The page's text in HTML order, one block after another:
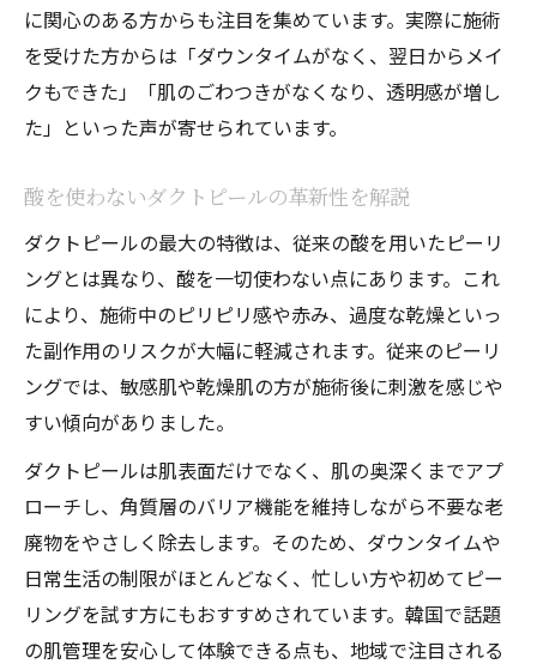
に関心のある方からも注目を集めています。実際に施術
を受けた方からは「ダウンタイムがなく、翌日からメイ
クもできた」「肌のごわつきがなくなり、透明感が増し
た」といった声が寄せられています。
酸を使わないダクトピールの革新性を解説
ダクトピールの最大の特徴は、従来の酸を用いたピーリ
ングとは異なり、酸を一切使わない点にあります。これ
により、施術中のピリピリ感や赤み、過度な乾燥といっ
た副作用のリスクが大幅に軽減されます。従来のピーリ
ングでは、敏感肌や乾燥肌の方が施術後に刺激を感じや
すい傾向がありました。
ダクトピールは肌表面だけでなく、肌の奥深くまでアプ
ローチし、角質層のバリア機能を維持しながら不要な老
廃物をやさしく除去します。そのため、ダウンタイムや
日常生活の制限がほとんどなく、忙しい方や初めてピー
リングを試す方にもおすすめされています。韓国で話題
の肌管理を安心して体験できる点も、地域で注目される